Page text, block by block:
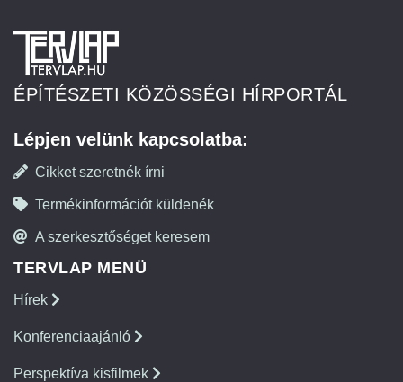
ÉPÍTÉSZETI KÖZÖSSÉGI HÍRPORTÁL
Lépjen velünk kapcsolatba:
Cikket szeretnék írni
Termékinformációt küldenék
A szerkesztőséget keresem
TERVLAP MENÜ
Hírek
Konferenciaajánló
Perspektíva kisfilmek